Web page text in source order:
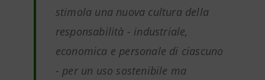
stimola una nuova cultura della
responsabilità - industriale,
economica e personale di ciascuno
- per un uso sostenibile ma